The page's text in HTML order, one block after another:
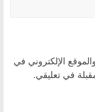
الإلكتروني في
في تعليقي.